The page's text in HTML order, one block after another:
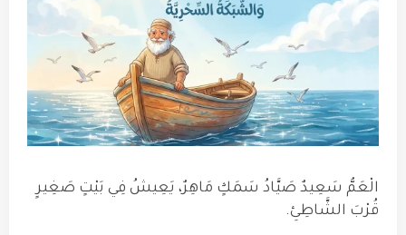
الْعَمُّ سَعِيدٌ صَيَّادُ سَمَكٍ مَاهِرٌ، يَعِيشُ فِي بَيْتٍ صَغِيرٍ
قُرْبَ الشَّاطِئِ.